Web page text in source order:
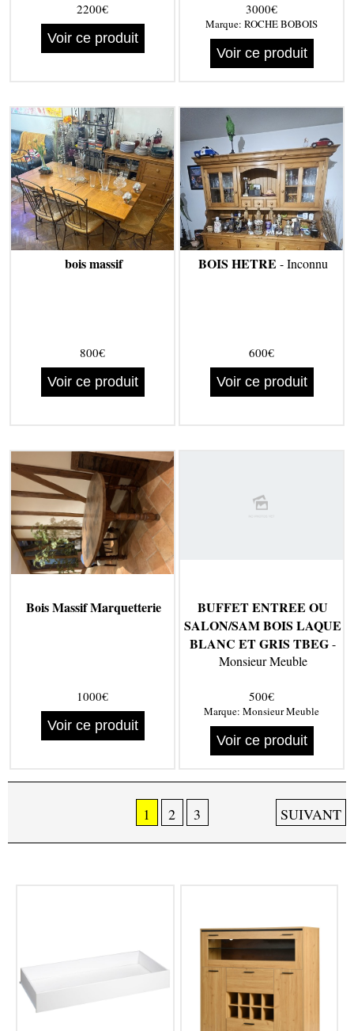
2200€
Voir ce produit
3000€
Marque: ROCHE BOBOIS
Voir ce produit
bois massif
800€
Voir ce produit
BOIS HETRE - Inconnu
600€
Voir ce produit
Bois Massif Marquetterie
1000€
Voir ce produit
BUFFET ENTREE OU
SALON/SAM BOIS LAQUE
BLANC ET GRIS TBEG-
Monsieur Meuble
500€
Marque: Monsieur Meuble
Voir ce produit
1 2 3 SUIVANT